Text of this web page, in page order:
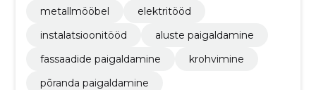
metallmööbel
elektritööd
instalatsioonitööd
aluste paigaldamine
fassaadide paigaldamine
krohvimine
põranda paigaldamine